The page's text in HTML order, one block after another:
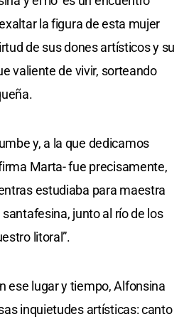
la figura de esta mujer
de sus dones artísticos y su
valiente de vivir, sorteando
y, a la que dedicamos
Marta- fue precisamente,
estudiaba para maestra
junto al río de los
litoral”.
ese lugar y tiempo, Alfonsina
inquietudes artísticas: canto